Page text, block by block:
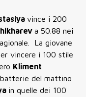
vince i 200
a 50.88 nei
La giovane
vincere i 100 stile
Kliment
del mattino
in quelle dei 100